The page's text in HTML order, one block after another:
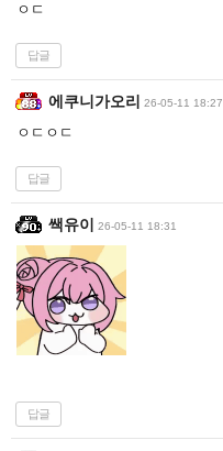
ㅇㄷ
답글
에쿠니가오리 26-05-11 18:27
ㅇㄷㅇㄷ
답글
쌕유이 26-05-11 18:31
답글